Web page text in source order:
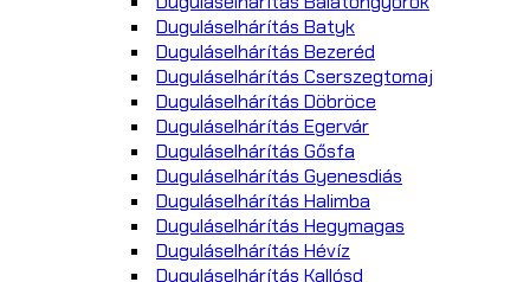
Duguláselhárítás Batyk
Duguláselhárítás Bezeréd
Duguláselhárítás Cserszegtomaj
Duguláselhárítás Döbröce
Duguláselhárítás Egervár
Duguláselhárítás Gősfa
Duguláselhárítás Gyenesdiás
Duguláselhárítás Halimba
Duguláselhárítás Hegymagas
Duguláselhárítás Hévíz
Duguláselhárítás Kallósd